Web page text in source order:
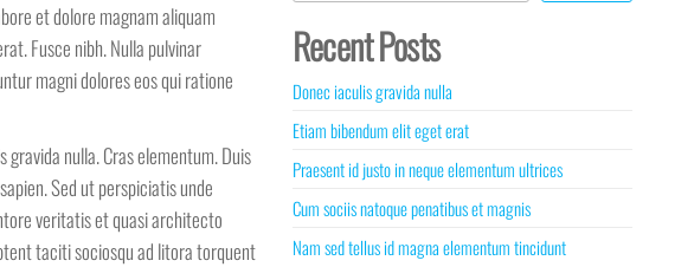
et dolore magnam aliquam
Fusce nibh. Nulla pulvinar
magni dolores eos qui ratione
nulla. Cras elementum. Duis
Sed ut perspiciatis unde
veritatis et quasi architecto
taciti sociosqu ad litora torquent
Recent Posts
Donec iaculis gravida nulla
Etiam bibendum elit eget erat
Praesent id justo in neque elementum ultrices
Cum sociis natoque penatibus et magnis
Nam sed tellus id magna elementum tincidunt